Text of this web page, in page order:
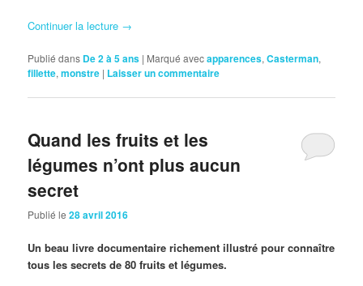
Continuer la lecture →
Publié dans De 2 à 5 ans | Marqué avecapparences,Casterman,
fillette,monstre | Laisser un commentaire
Quand les fruits et les
légumes n’ont plus aucun
secret
Publié le28 avril 2016
Un beau livre documentaire richement illustré pour connaître
tous les secrets de 80 fruits et légumes.